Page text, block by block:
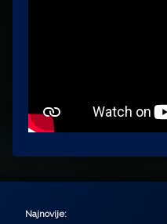
Najnovije: